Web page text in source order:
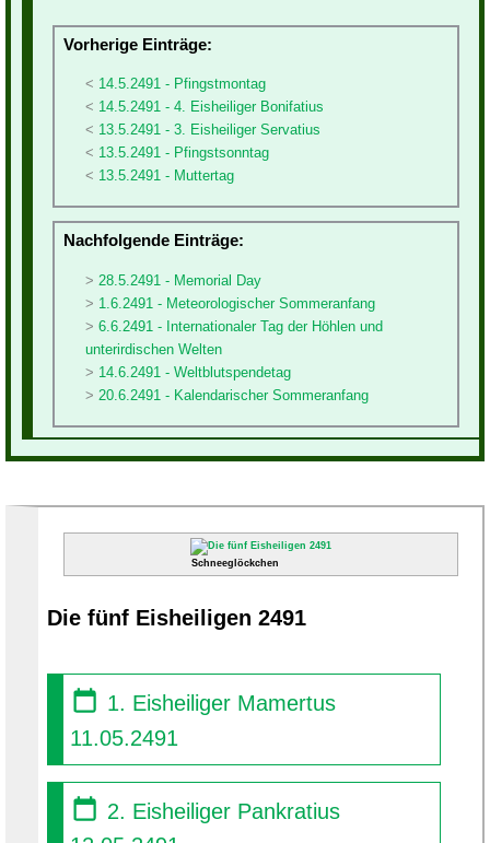
Vorherige Einträge:
14.5.2491 - Pfingstmontag
14.5.2491 - 4. Eisheiliger Bonifatius
13.5.2491 - 3. Eisheiliger Servatius
13.5.2491 - Pfingstsonntag
13.5.2491 - Muttertag
Nachfolgende Einträge:
28.5.2491 - Memorial Day
1.6.2491 - Meteorologischer Sommeranfang
6.6.2491 - Internationaler Tag der Höhlen und
unterirdischen Welten
14.6.2491 - Weltblutspendetag
20.6.2491 - Kalendarischer Sommeranfang
Schneeglöckchen
Die fünf Eisheiligen 2491
1. Eisheiliger Mamertus
11.05.2491
2. Eisheiliger Pankratius